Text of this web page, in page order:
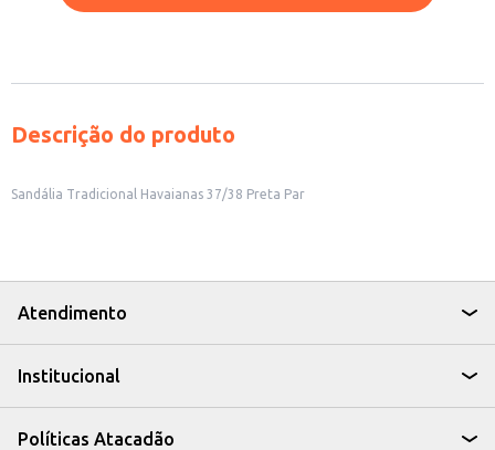
Descrição do produto
Sandália Tradicional Havaianas 37/38 Preta Par
Atendimento
Institucional
Políticas Atacadão